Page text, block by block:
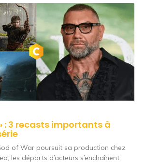
: 3 recasts importants à
of War poursuit sa production chez
les départs d’acteurs s’enchaînent.